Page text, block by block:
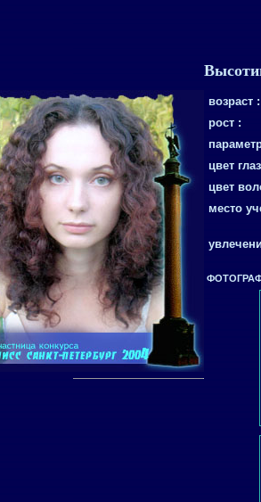
возраст :
рост :
цвет
цвет
место